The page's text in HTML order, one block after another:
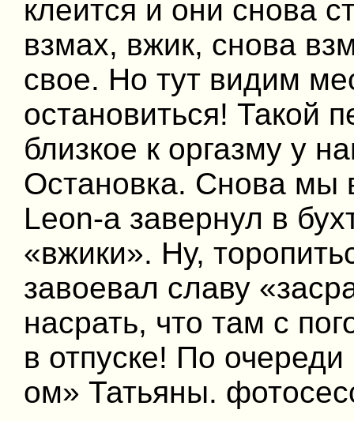
клеится и они снова
взмах, вжик, снова
свое. Но тут видим
остановиться! Такой
близкое к оргазму у
Остановка. Снова мы
Leon-а завернул в
«вжики». Ну,
завоевал славу
насрать, что там с
в отпуске! По
ом» Татьяны.